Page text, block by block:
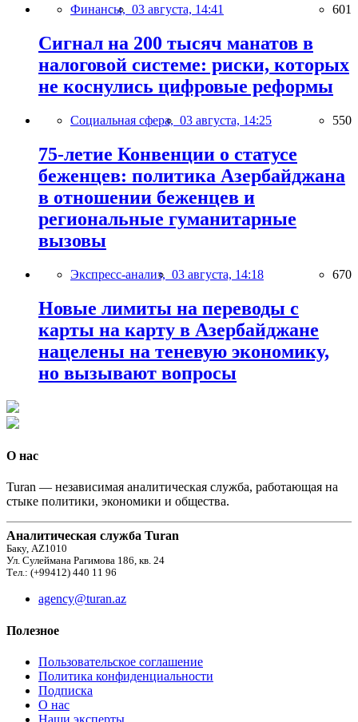
Финансы, 03 августа, 14:41 601
Сигнал на 200 тысяч манатов в
налоговой системе: риски, которых
не коснулись цифровые реформы
Социальная сфера, 03 августа, 14:25 550
75-летие Конвенции о статусе
беженцев: политика Азербайджана
в отношении беженцев и
региональные гуманитарные
вызовы
Экспресс-анализ, 03 августа, 14:18 670
Новые лимиты на переводы с
карты на карту в Азербайджане
нацелены на теневую экономику,
но вызывают вопросы
О нас
Turan — независимая аналитическая служба, работающая на
стыке политики, экономики и общества.
Аналитическая служба Turan
Баку, AZ1010
Ул. Сулеймана Рагимова 186, кв. 24
Тел.: (+99412) 440 11 96
agency@turan.az
Полезное
Пользовательское соглашение
Политика конфиденциальности
Подписка
О нас
Наши эксперты